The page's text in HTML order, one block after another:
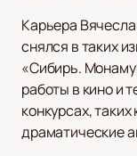
Карьера
снялся в таких
«Сибирь.
работы в кино и
конкурсах,
драматические